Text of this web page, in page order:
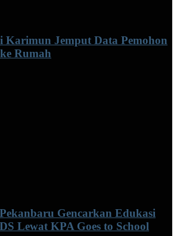
Karimun Jemput Data Pemohon
Rumah
Gencarkan Edukasi
Lewat KPA Goes to School